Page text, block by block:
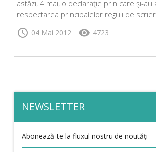
astăzi, 4 mai, o declaraţie prin care şi-au
respectarea principalelor reguli de
schedule 04 Mai 2012 visibility 4723
NEWSLETTER
Abonează-te la fluxul nostru de noutăți